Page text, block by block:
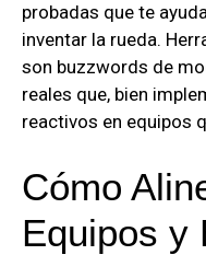
probadas que te
inventar la rueda.
son buzzwords de
reales que, bien
reactivos en equipos
Cómo
Equipos y